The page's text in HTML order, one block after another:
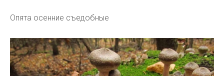
Опята осенние съедобные